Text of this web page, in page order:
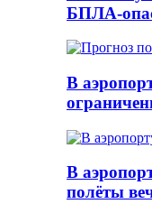
БПЛА-
В
В
полёты